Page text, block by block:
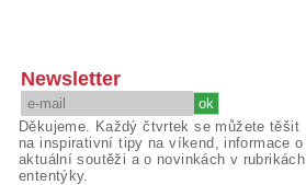
Newsletter
Děkujeme. Každý čtvrtek se můžete těšit
na inspirativní tipy na víkend, informace o
aktuální soutěži a o novinkách v rubrikách
ententýky.